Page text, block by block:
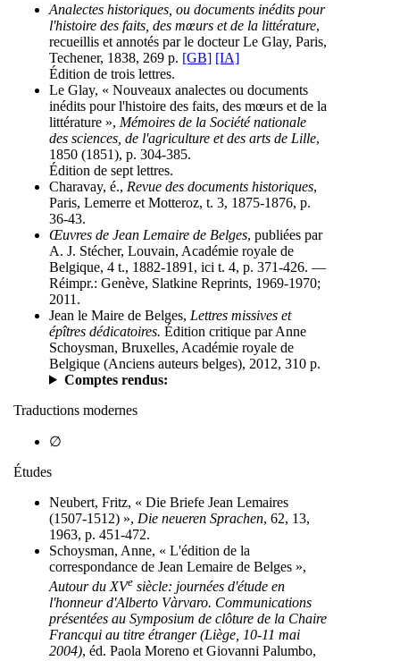
Analectes historiques, ou documents inédits pour
l'histoire des faits, des mœurs et de la littérature,
recueillis et annotés par le docteur Le Glay, Paris,
Techener, 1838, 269 p. [GB] [IA]
Édition de trois lettres.
Le Glay, « Nouveaux analectes ou documents
inédits pour l'histoire des faits, des mœurs et de la
littérature », Mémoires de la Société nationale
des sciences, de l'agriculture et des arts de Lille,
1850 (1851), p. 304-385.
Édition de sept lettres.
Charavay, é., Revue des documents historiques,
Paris, Lemerre et Motteroz, t. 3, 1875-1876, p.
36-43.
Œuvres de Jean Lemaire de Belges, publiées par
A. J. Stécher, Louvain, Académie royale de
Belgique, 4 t., 1882-1891, ici t. 4, p. 371-426. —
Réimpr.: Genève, Slatkine Reprints, 1969-1970;
2011.
Jean le Maire de Belges, Lettres missives et
épîtres dédicatoires. Édition critique par Anne
Schoysman, Bruxelles, Académie royale de
Belgique (Anciens auteurs belges), 2012, 310 p.
Comptes rendus:
Traductions modernes
∅
Études
Neubert, Fritz, « Die Briefe Jean Lemaires
(1507-1512) », Die neueren Sprachen, 62, 13,
1963, p. 451-472.
Schoysman, Anne, « L'édition de la
correspondance de Jean Lemaire de Belges »,
Autour du XVe siècle: journées d'étude en
l'honneur d'Alberto Vàrvaro. Communications
présentées au Symposium de clôture de la Chaire
Francqui au titre étranger (Liège, 10-11 mai
2004), éd. Paola Moreno et Giovanni Palumbo,